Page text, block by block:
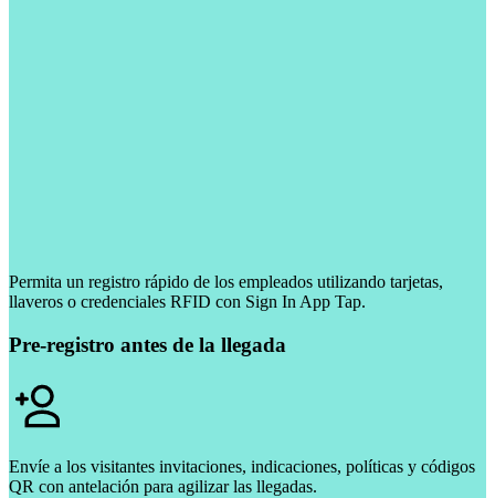
Permita un registro rápido de los empleados utilizando tarjetas,
llaveros o credenciales RFID con Sign In App Tap.
Pre-registro antes de la llegada
Envíe a los visitantes invitaciones, indicaciones, políticas y códigos
QR con antelación para agilizar las llegadas.